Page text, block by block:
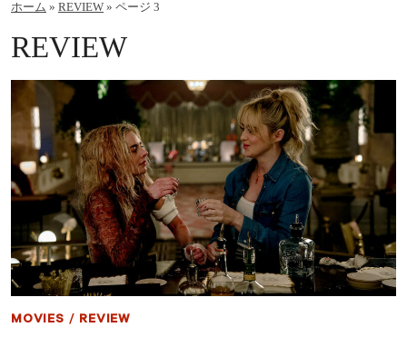
ホーム » REVIEW » ページ 3
REVIEW
MOVIES / REVIEW